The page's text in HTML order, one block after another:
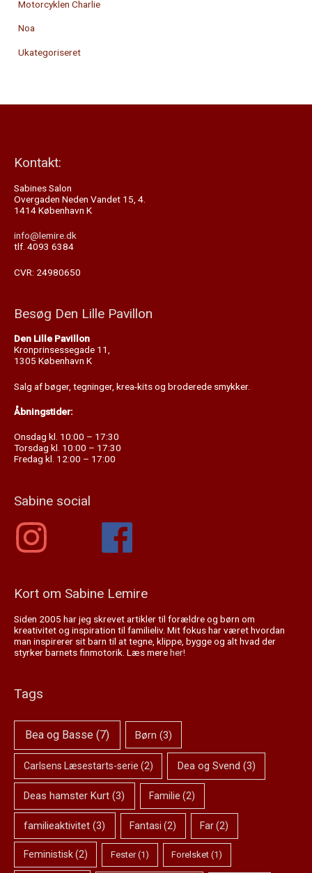
Motorcyklen Charlie
Noa
Ukategoriseret
Kontakt:
Sabines Salon
Overgaden Neden Vandet 15, 4.
1414 København K
info@lemire.dk
tlf. 4093 6384
CVR: 24980650
Besøg Den Lille Pavillon
Den Lille Pavillon
Kronprinsessegade 11,
1305 København K
Salg af bøger, tegninger, krea-kits og broderede smykker.
Åbningstider:
Onsdag kl. 10:00 – 17:30
Torsdag kl. 10:00 – 17:30
Fredag kl. 12:00 – 17:00
Sabine social
Kort om Sabine Lemire
Siden 2005 har jeg skrevet artikler til forældre og børn om
kreativitet og inspiration til familieliv. Mit fokus har været hvordan
man inspirerer sit barn til at tegne, klippe, bygge og alt hvad der
styrker barnets finmotorik. Læs mereher!
Tags
Bea og Basse(7) Børn (3)
Carlsens Læsestarts-serie (2) Dea og Svend (3)
Deas hamster Kurt (3) Familie (2)
familieaktivitet (3) Fantasi (2) Far(2)
Feministisk(2) Fester(1) Forelsket (1)